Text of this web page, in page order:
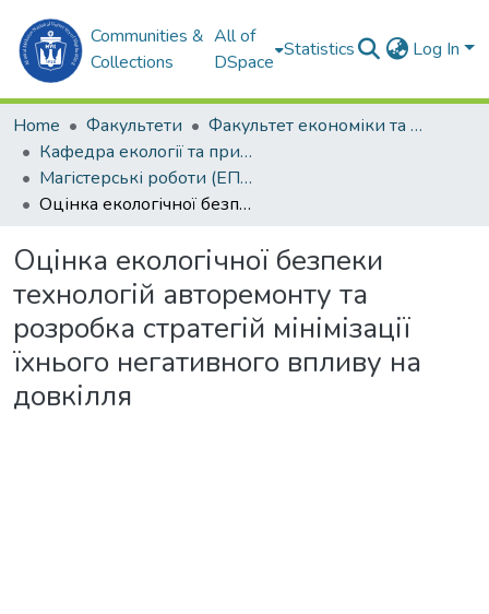
Communities &
Collections
All of
DSpace
Statistics Log In
Home Факультети
Факультет економіки та екології моря (ФЕЕМ)
Кафедра екології та природоохоронних технологій (ЕПТ)
Магістерські роботи (ЕПТ). ФЕЕМ
Оцінка екологічної безпеки технологій авторемонту та розробка стратегій мінімізації їхнього негативного впливу на довкілля
Оцінка екологічної безпеки
технологій авторемонту та
розробка стратегій мінімізації
їхнього негативного впливу на
довкілля